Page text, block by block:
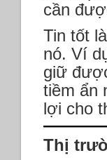
cần
Tin tốt
nó. Ví
giữ
tiềm ẩn
lợi cho
Thị